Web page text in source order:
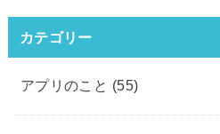
カテゴリー
アプリのこと (55)